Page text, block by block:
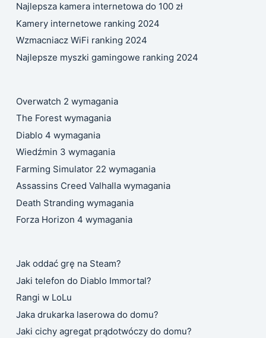
Najlepsza kamera internetowa do 100 zł
Kamery internetowe ranking 2024
Wzmacniacz WiFi ranking 2024
Najlepsze myszki gamingowe ranking 2024
Overwatch 2 wymagania
The Forest wymagania
Diablo 4 wymagania
Wiedźmin 3 wymagania
Farming Simulator 22 wymagania
Assassins Creed Valhalla wymagania
Death Stranding wymagania
Forza Horizon 4 wymagania
Jak oddać grę na Steam?
Jaki telefon do Diablo Immortal?
Rangi w LoLu
Jaka drukarka laserowa do domu?
Jaki cichy agregat prądotwóczy do domu?